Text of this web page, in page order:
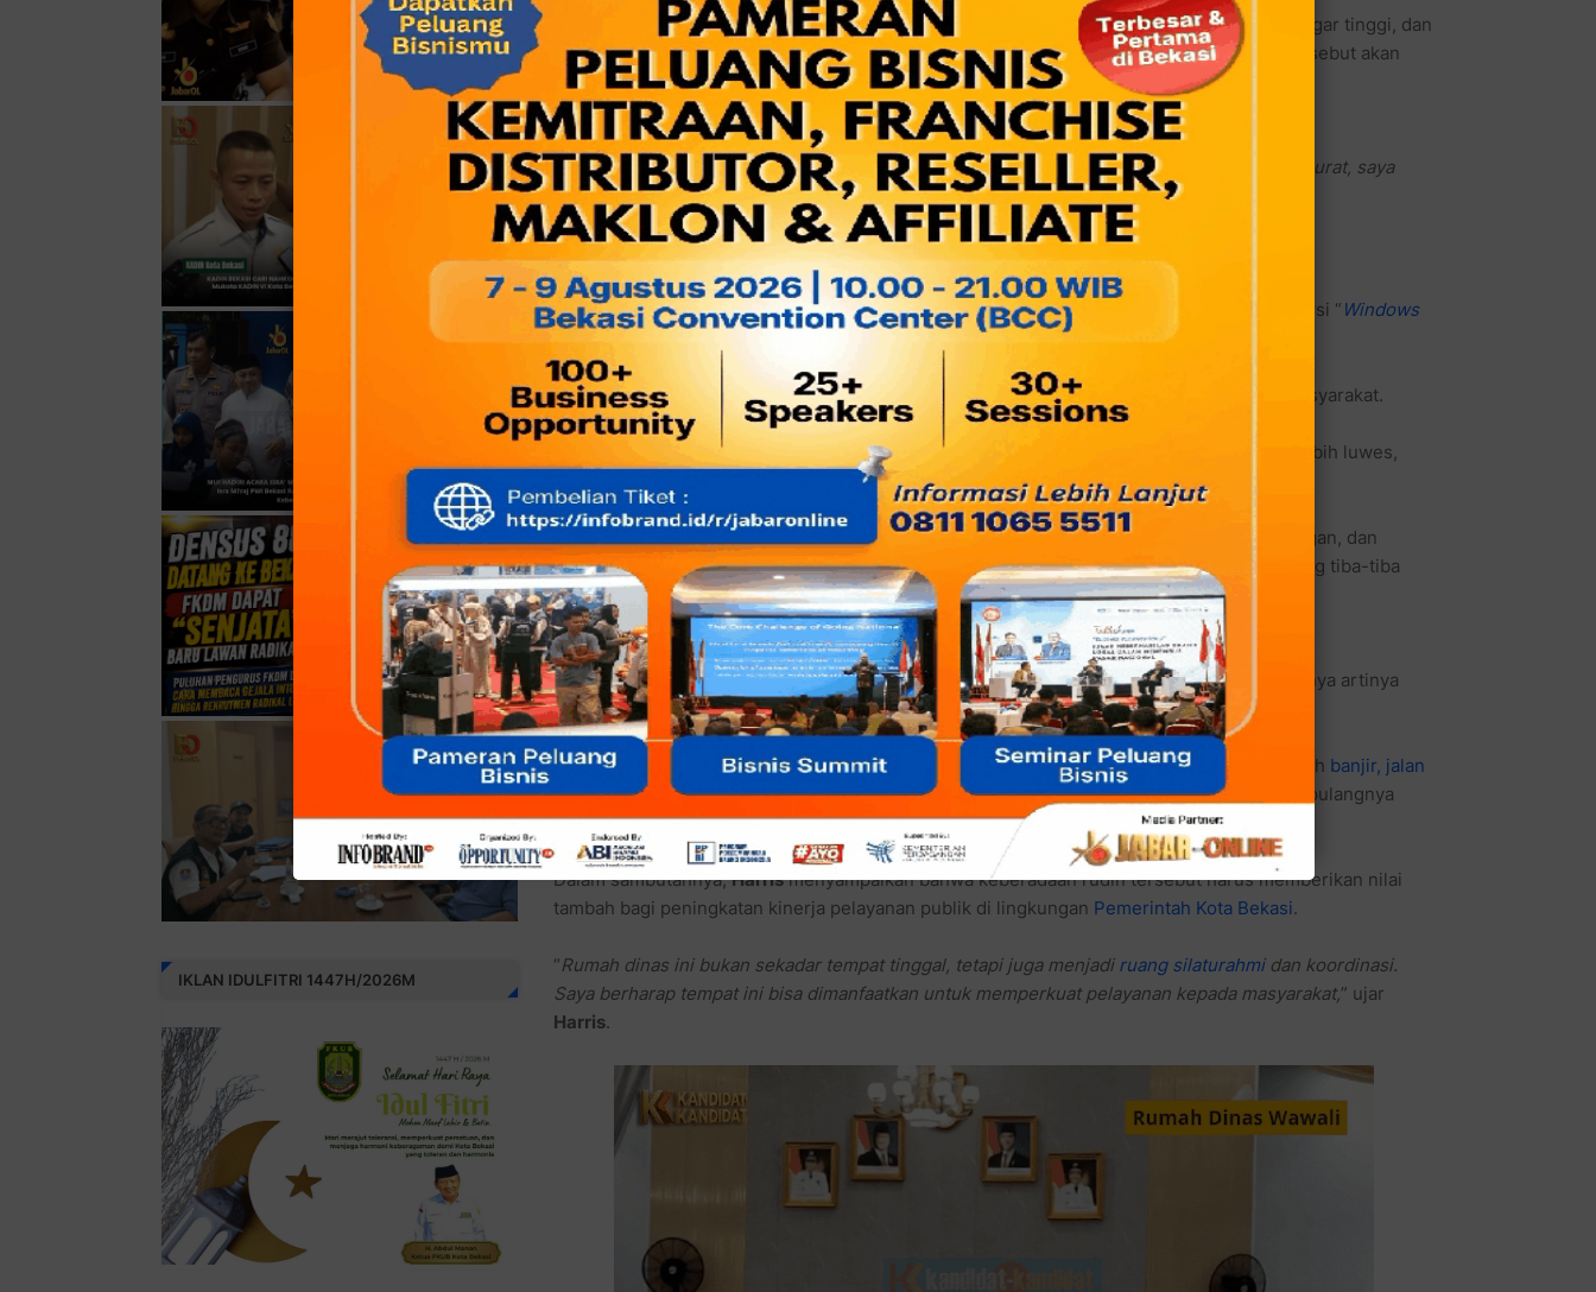
Namun berbeda dengan bayangan warga tentang rumah pejabat yang biasanya sepi, berpagar tinggi, dan
hanya ramai saat ada mobil dinas keluar masuk,Harrisjustru menegaskan bahwa rudin tersebut akan
difungsikan sebagai ruang terbuka untuk berkomunikasi langsung dengan masyarakat.
Komentar SidikWarkop:
Sebagai warga yang pernah tiga kali bolak-balik kantor kelurahan cuma buat nanya status surat, saya
cukup terharu mendengar konsep ini
Rudin pejabat biasanya memang terbuka… tapi terbuka cuma buat rombongan pejabat lain.
Kalau sekarang warga juga boleh mampir, ini sudah seperti upgrade layanan publik dari versi “ Windows
95 ” ke “ WiFi gratis
Langkah membuka rudin itu diambil untuk memperpendek jarak antara pemerintah dan masyarakat.
koordinasi kewilayahandan penyampaian keluhan warga bisa dilakukan lebih luwes,
Bagi sebagian warga Bekasi yang terbiasa menghadapibirokrasipenuh formulir, tanda tangan, dan
“silakan kembali minggu depan”, konsep ini terasa seperti menemukan loket pelayanan yang tiba-tiba
punya senyum.
Komentar SidikWarkop:
Jujur saja, warga Bekasi kadang kalau dengar kata “koordinasi” langsung merinding. Biasanya artinya
rapat lagi, rapat lagi, lalu rapat lagi sampai masalahnya lupa apa.
Tapi kalau koordinasinya pindah ke rumah dinas sambil minum teh hangat, mungkin masalah banjir, jalan
rusak, sampai lampu matibisa dibahas sambil ketawa. Minimal kalau belum selesai, warga pulangnya
tidak tegang.
Dalam sambutannya,Harrismenyampaikan bahwa keberadaan rudin tersebut harus memberikan nilai
tambah bagi peningkatan kinerja pelayanan publik di lingkungan Pemerintah Kota Bekasi.
“Rumah dinas ini bukan sekadar tempat tinggal, tetapi juga menjadi ruang silaturahmidan koordinasi.
Saya berharap tempat ini bisa dimanfaatkan untuk memperkuat pelayanan kepada masyarakat,” ujar
Harris.
IKLAN IDULFITRI 1447H/2026M